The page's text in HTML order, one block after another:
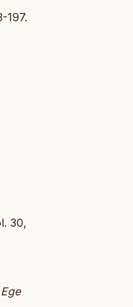
197.
30,
Ege